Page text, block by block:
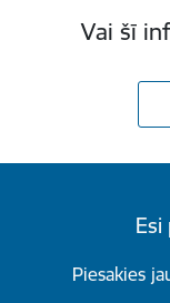
Vai šī
Piesakies